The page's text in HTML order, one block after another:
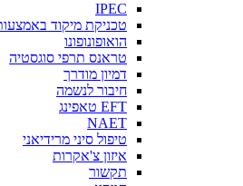
IPEC
טכניקת מיקוד
הואופונופונו
טראנס תרפי סוגסטיה
דמיון מודרך
חיבור לנשמה
EFT טאפינג
NAET
טיפול סיני מרידיאני
איזון צ'אקרות
תקשור